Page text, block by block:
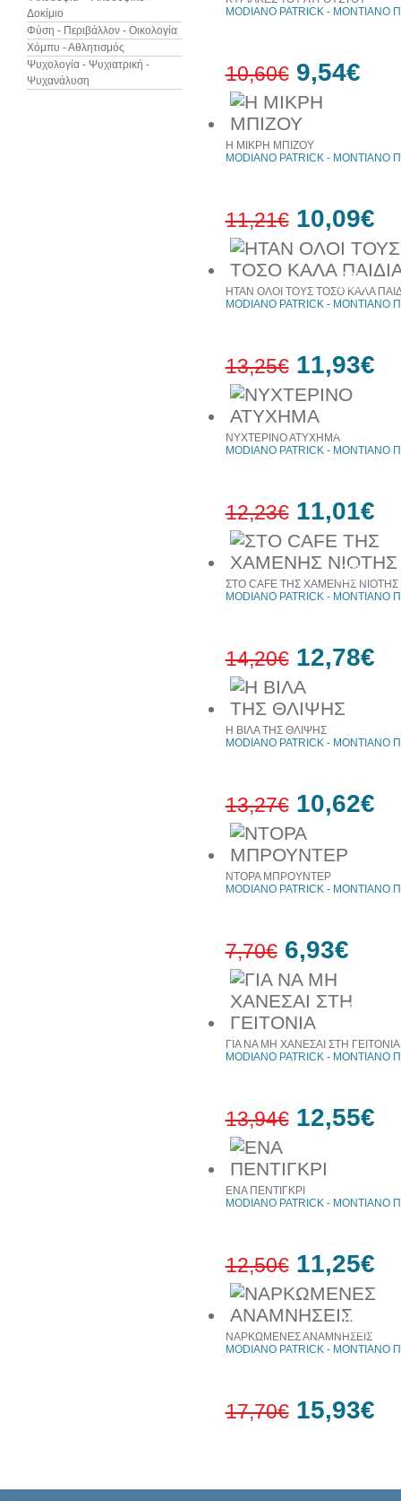
Δοκίμιο
Φύση - Περιβάλλον - Οικολογία
Χόμπυ - Αθλητισμός
Ψυχολογία - Ψυχιατρική -
Ψυχανάλυση
MODIANO PATRICK - ΜΟΝΤΙΑΝΟ
10,60€ 9,54€
10%
έκπτωση
Η ΜΙΚΡΗ ΜΠΙΖΟΥ
MODIANO PATRICK - ΜΟΝΤΙΑΝΟ
11,21€ 10,09€
έκπτωση
ΗΤΑΝ ΟΛΟΙ ΤΟΥΣ ΤΟΣΟ ΚΑΛΑ
MODIANO PATRICK - ΜΟΝΤΙΑΝΟ
13,25€ 11,93€
10%
έκπτωση
ΝΥΧΤΕΡΙΝΟ ΑΤΥΧΗΜΑ
MODIANO PATRICK - ΜΟΝΤΙΑΝΟ
12,23€ 11,01€
10%
ΣΤΟ CAFE ΤΗΣ ΧΑΜΕΝΗΣ ΝΙΟΤΗΣ
MODIANO PATRICK - ΜΟΝΤΙΑΝΟ
14,20€ 12,78€
Η ΒΙΛΑ ΤΗΣ ΘΛΙΨΗΣ
MODIANO PATRICK - ΜΟΝΤΙΑΝΟ
13,27€ 10,62€
10%
ΝΤΟΡΑ ΜΠΡΟΥΝΤΕΡ
MODIANO PATRICK - ΜΟΝΤΙΑΝΟ
7,70€ 6,93€
ΓΙΑ ΝΑ ΜΗ ΧΑΝΕΣΑΙ ΣΤΗ ΓΕΙΤΟΝΙΑ
MODIANO PATRICK - ΜΟΝΤΙΑΝΟ
13,94€ 12,55€
10%
έκπτωση
ΕΝΑ ΠΕΝΤΙΓΚΡΙ
MODIANO PATRICK - ΜΟΝΤΙΑΝΟ
12,50€ 11,25€
ΝΑΡΚΩΜΕΝΕΣ ΑΝΑΜΝΗΣΕΙΣ
MODIANO PATRICK - ΜΟΝΤΙΑΝΟ
17,70€ 15,93€